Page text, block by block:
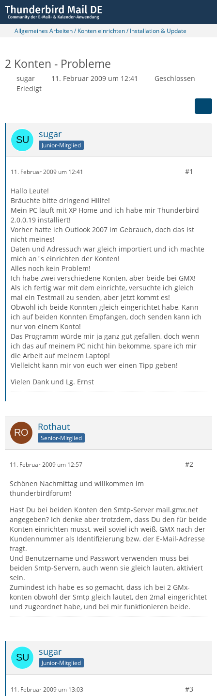
Allgemeines Arbeiten / Konten einrichten / Installation & Update
2 Konten - Probleme
sugar 11. Februar 2009 um 12:41
Geschlossen
Erledigt
sugar
Junior-Mitglied
11. Februar 2009 um 12:41 #1
Hallo Leute!
Bräuchte bitte dringend Hillfe!
Mein PC läuft mit XP Home und ich habe mir Thunderbird
2.0.0.19 installiert!
Vorher hatte ich Outlook 2007 im Gebrauch, doch das ist
nicht meines!
Daten und Adressuch war gleich importiert und ich machte
mich an´s einrichten der Konten!
Alles noch kein Problem!
Ich habe zwei verschiedene Konten, aber beide bei GMX!
Als ich fertig war mit dem einrichte, versuchte ich gleich
mal ein Testmail zu senden, aber jetzt kommt es!
Obwohl ich beide Konnten gleich eingerichtet habe, Kann
ich auf beiden Konnten Empfangen, doch senden kann ich
nur von einem Konto!
Das Programm würde mir ja ganz gut gefallen, doch wenn
ich das auf meinem PC nicht hin bekomme, spare ich mir
die Arbeit auf meinem Laptop!
Vielleicht kann mir von euch wer einen Tipp geben!
Vielen Dank und Lg. Ernst
Rothaut
Senior-Mitglied
11. Februar 2009 um 12:57 #2
Schönen Nachmittag und willkommen im
thunderbirdforum!
Hast Du bei beiden Konten den Smtp-Server mail.gmx.net
angegeben? Ich denke aber trotzdem, dass Du den für beide
Konten einrichten musst, weil soviel ich weiß, GMX nach der
Kundennummer als Identifizierung bzw. der E-Mail-Adresse
fragt.
Und Benutzername und Passwort verwenden muss bei
beiden Smtp-Servern, auch wenn sie gleich lauten, aktiviert
sein.
Zumindest ich habe es so gemacht, dass ich bei 2 GMx-
konten obwohl der Smtp gleich lautet, den 2mal eingerichtet
und zugeordnet habe, und bei mir funktionieren beide.
sugar
Junior-Mitglied
11. Februar 2009 um 13:03 #3